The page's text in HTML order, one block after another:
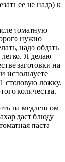
ее не надо) к
томатную
нужно
надо обдать
легко. Я делаю
заготовки на
используете
столовую ложку.
количества.
на медленном
даст блюду
паста